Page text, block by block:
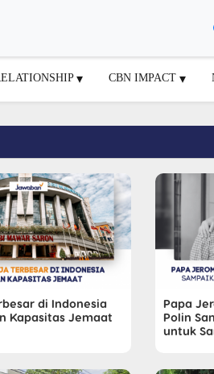
CBN IMPACT
di Indonesia
Kapasitas Jemaat
Papa
Polin
untuk